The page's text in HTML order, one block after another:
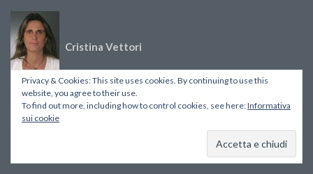
Cristina Vettori
Privacy & Cookies: This site uses cookies. By continuing to use this
website, you agree to their use.
To find out more, including how to control cookies, see here:Informativa
sui cookie